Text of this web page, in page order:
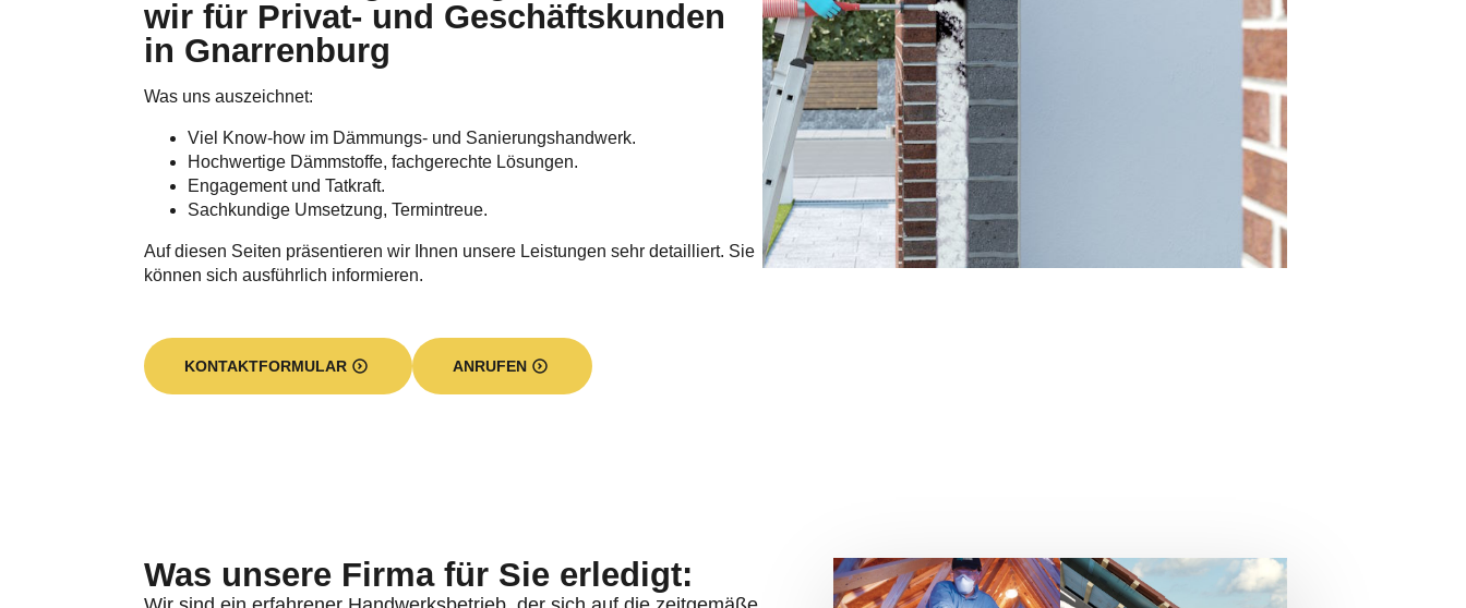
wir für Privat- und Geschäftskunden
in Gnarrenburg
Was uns auszeichnet:
Viel Know-how im Dämmungs- und Sanierungshandwerk.
Hochwertige Dämmstoffe, fachgerechte Lösungen.
Engagement und Tatkraft.
Sachkundige Umsetzung, Termintreue.
Auf diesen Seiten präsentieren wir Ihnen unsere Leistungen sehr detailliert. Sie
können sich ausführlich informieren.
KONTAKTFORMULAR ANRUFEN
Was unsere Firma für Sie erledigt: